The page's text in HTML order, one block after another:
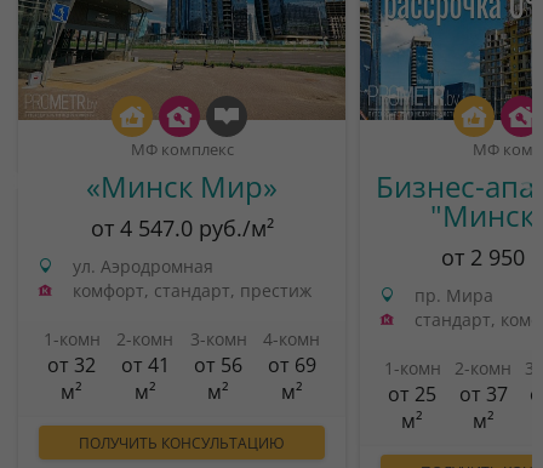
МФ комплекс
«Минск Мир»
от 4 547.0 руб./м²
ул. Аэродромная
комфорт, стандарт, престиж
1-комн
от 32
м²
2-комн
от 41
м²
3-комн
от 56
м²
4-комн
от 69
м²
ПОЛУЧИТЬ КОНСУЛЬТАЦИЮ
МФ
Бизнес-
от 2 950
пр. Мира
стандарт,
1-комн
от 25
м²
2-комн
от 37
м²